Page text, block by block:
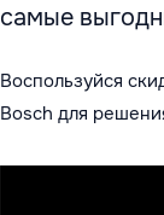
самые
Воспользуйся
Bosch для